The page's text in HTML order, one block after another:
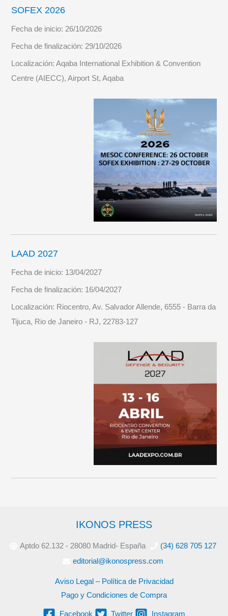
SOFEX 2026
Fecha de inicio: 26/10/2026
Fecha de finalización: 29/10/2026
Localización:Aqaba International Exhibition & Convention
Centre (AIECC), Airport St, Aqaba
LAAD 2027
Fecha de inicio: 13/04/2027
Fecha de finalización: 16/04/2027
Localización: Riocentro, Av. Salvador Allende, 6555 - Barra da
Tijuca, Rio de Janeiro - RJ, 22783-127
IKONOS PRESS
Aptdo 62.132 - 28080 Madrid- España
(34) 628 705 127
editorial@ikonospress.com
Aviso Legal – Política de Privacidad
Pago y Condiciones de Compra
Facebook Twitter Instagram